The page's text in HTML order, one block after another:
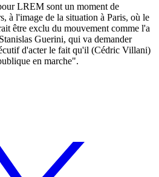
LREM sont un moment de
à l'image de la situation à Paris, où le
être exclu du mouvement comme l'a
Guerini, qui va demander
d'acter le fait qu'il (Cédric Villani)
en marche".